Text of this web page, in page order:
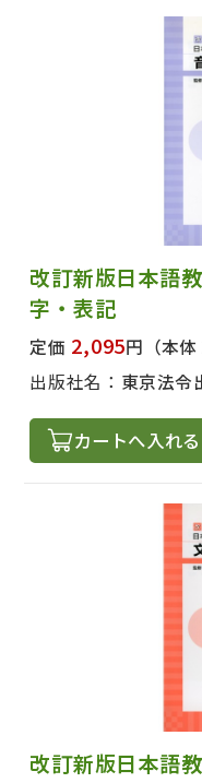
改訂新版日本語
字・表記
定価 2,095円 （本
出版社名： 東京法令
カートへ入れる
改訂新版日本語